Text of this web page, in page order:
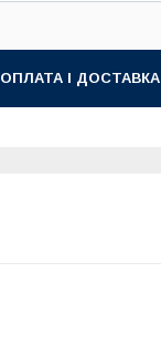
ОПЛАТА І ДОСТАВКА